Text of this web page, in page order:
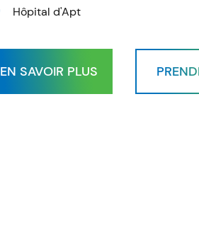
Hôpital d'Apt
EN SAVOIR PLUS